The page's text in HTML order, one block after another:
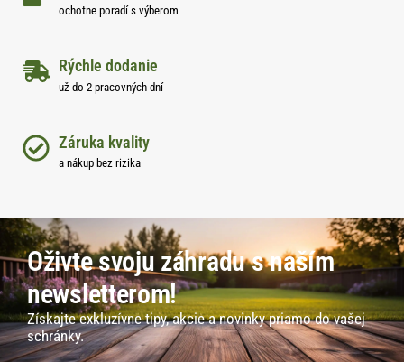
ochotne poradí s výberom
Rýchle dodanie
už do 2 pracovných dní
Záruka kvality
a nákup bez rizika
Oživte svoju záhradu s naším
newsletterom!
Získajte exkluzívne tipy, akcie a novinky priamo do vašej
schránky.